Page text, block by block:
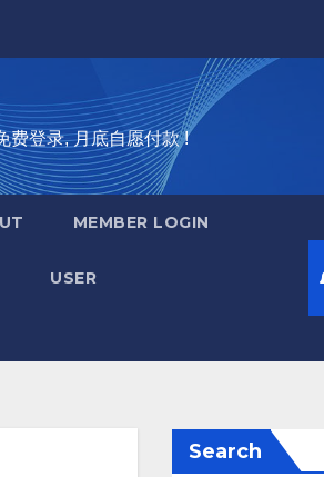
费登录, 月底自愿付款 !
MEMBER LOGIN
USER
Search